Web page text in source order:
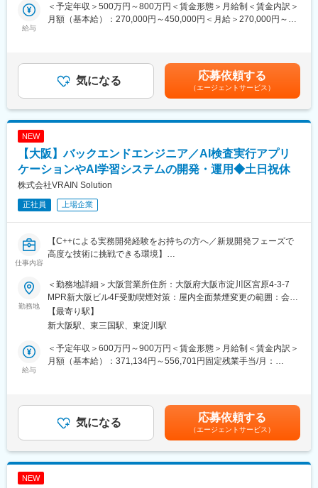
◆製造業の現場を支えるやりがい
の声や改善効果を実感しやすいことも大きな魅力です。
◆ワークライフバランスを大切にできる環境
会社全体の残業時間は月平均12時間程度。
腰を据えて技術を磨きながら、プライベートも大切にできる環境
◆将来の中核人材として期待されるポジション
社員数の増加に伴い、社内ITを支える役割の重要性はますます高
まっています。
今後の組織強化・技術継承を見据えた採用のため、長期的なキャ
リア形成を実現したい方にとって大きなチャンスがあります。
■ソフト開発事業について：
からの引き合いも多く直近では表彰を受賞しました。
・前年度4月から比べて現在ソフト人員増員率は30％以上とな
り、現在の50名体制を2年後には100名体制へ増員を目指し、当社
事業拡大計画の中でも特に力を入れています。
現場への配属後はまず顧客の事業内容や主力製品などの基礎知識
を学ぶところからスタート。
その後は実際の業務を通して必要な知識やスキルを教えながら、
徐々に業務の幅を広げていくのでご安心ください。
さらに年に4回ほど先輩社員との面談も実施するなど、充実のフォ
ロー体制を整えています。
■企業の魅力：
（1）ワンストップエンジニアリングサービス：
しています。当社では、部品一つの制作からシステム制作まで、
自社・他社製品問わずカスタマイズ設計できるため、幅広い顧客
より高評価を得ています
（2）充実の教育制度：
仕事に誇りを持って自己実現ができるように、人材育成に非常に
力を入れており、新入社員からベテラン社員まで、スキルに合わ
基本的には内定提示時点で配属先もしくは配属エリアが決定しま
す。
そのため、「内定承諾はしたものの勤務地がどこになるかわから
ない」という不安を持たずにご入社いただけます。また当社は配
属先を定期的に変更するのではなく、1社で3年、5年、10年とと
給与
＜予定年収＞500万円～800万円＜賃金形態＞月給制＜賃金内訳＞
月額（基本給）：270,000円～450,000円＜月給＞270,000円～
ます。月給(月額)は固定手当を含めた表記です。
気になる 応募依頼する
（エージェントサービス）
NEW
【大阪】バックエンドエンジニア／AI検査実行アプリ
ケーションやAI学習システムの開発・運用◆土日祝休
株式会社VRAIN Solution
正社員 上場企業
仕事内容
【C++による実務開発経験をお持ちの方へ／新規開発フェーズで
高度な技術に挑戦できる環境】
■業務内容
当社は製造業向けAI画像検査システム「Phoenix」を自社開発して
います。
バックエンドエンジニアとしてAI検査実行アプリケーションやAI
学習システムの開発・運用に携わっていただきます。さらに、ご
経験・スキルに応じて、メンバーとしての実装・運用中心の業務
からリードとしてプレイングマネージャーの立場で開発全体を牽
引いただくなど幅広い役割をお任せします。新規機能開発やAI検
■主な業務内容
・AI検査実行アプリケーション・AI学習システムの設計・開発・
勤務地
＜勤務地詳細＞大阪営業所住所：大阪府大阪市淀川区宮原4-3-7
MPR新大阪ビル4F受動喫煙対策：屋内全面禁煙変更の範囲：会社
の定める事業所
【最寄り駅】
新大阪駅、東三国駅、東淀川駅
給与
＜予定年収＞600万円～900万円＜賃金形態＞月給制＜賃金内訳＞
月額（基本給）：371,134円～556,701円固定残業手当/月：
経験、スキルを考慮の上、当社規定により優遇※人事評価年2回、
評価に応じて給与改定を行う賃金はあくまでも目安の金額であ
り、選考を通じて上下する可能性があります。月給(月額)は固定手
当を含めた表記です。
気になる 応募依頼する
（エージェントサービス）
NEW